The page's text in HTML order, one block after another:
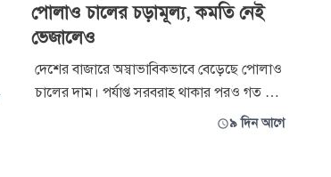
পোলাও চালের চড়ামূল্য, কমতি নেই
ভেজালেও
দেশের বাজারে অস্বাভাবিকভাবে বেড়েছে পোলাও
চালের দাম। পর্যাপ্ত সরবরাহ থাকার পরও গত তিন
মাসে কেজিপ্রতি দাম বেড়েছে প্রায় ৭০ টাকা। শুধু
৯ দিন আগে